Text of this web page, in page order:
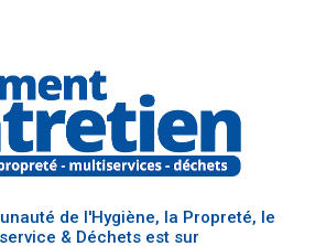
de l'Hygiène, la Propreté, le
& Déchets est sur